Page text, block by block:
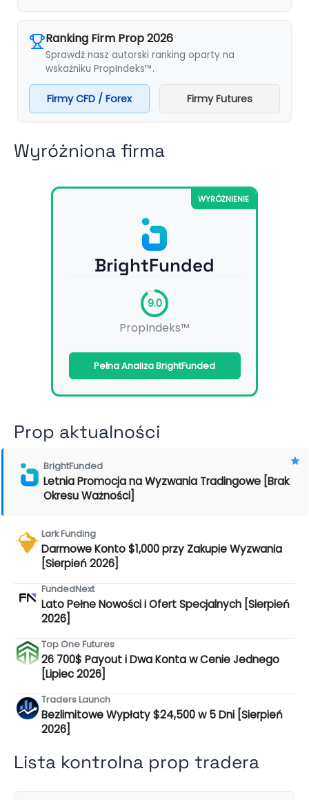
Ranking Firm Prop 2026
Sprawdź nasz autorski ranking oparty na
wskaźniku PropIndeks™.
Firmy CFD / Forex Firmy Futures
Wyróżniona firma
WYRÓŻNIENIE
BrightFunded
9.0
PropIndeks™
Pełna Analiza BrightFunded
Prop aktualności
BrightFunded
Letnia Promocja na Wyzwania Tradingowe [Brak
Okresu Ważności]
Lark Funding
Darmowe Konto $1,000 przy Zakupie Wyzwania
[Sierpień 2026]
FundedNext
Lato Pełne Nowości i Ofert Specjalnych [Sierpień
2026]
Top One Futures
26 700$ Payout i Dwa Konta w Cenie Jednego
[Lipiec 2026]
Traders Launch
Bezlimitowe Wypłaty $24,500 w 5 Dni [Sierpień
2026]
Lista kontrolna prop tradera